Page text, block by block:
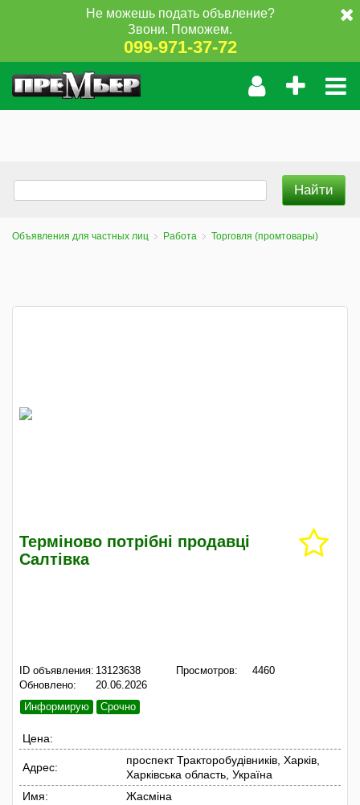
Не можешь подать объвление?
Звони. Поможем.
099-971-37-72
Объявления для частных лиц Работа Торговля (промтовары)
Терміново потрібні продавці
Салтівка
ID объявления: 13123638
Обновлено:
20.06.2026
Просмотров: 4460
Информирую Срочно
Цена:
Адрес:
проспект Тракторобудівників, Харків,
Харківська область, Україна
Имя:
Жасміна